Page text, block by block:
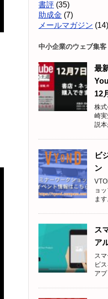
書評 (35)
助成金 (7)
メールマガジン (14)
中小企業のウェブ集
最
12
株
崎
説
ビ
ン
ョ
ま
ス
ア
ス
ビ
ア